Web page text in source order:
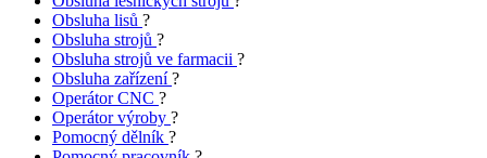
Obsluha lisů ?
Obsluha strojů ?
Obsluha strojů ve farmacii ?
Obsluha zařízení?
Operátor CNC ?
Operátor výroby ?
Pomocný dělník ?